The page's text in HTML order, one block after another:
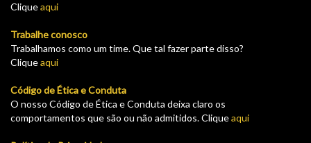
Cliqueaqui
Trabalhe conosco
Trabalhamos como um time. Que tal fazer parte disso?
Cliqueaqui
Código de Ética e Conduta
O nosso Código de Ética e Conduta deixa claro os
comportamentos que são ou não admitidos. Cliqueaqui